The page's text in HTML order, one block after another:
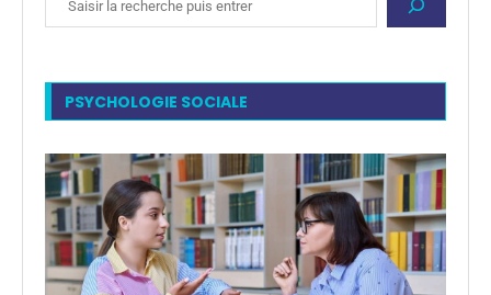
PSYCHOLOGIE SOCIALE